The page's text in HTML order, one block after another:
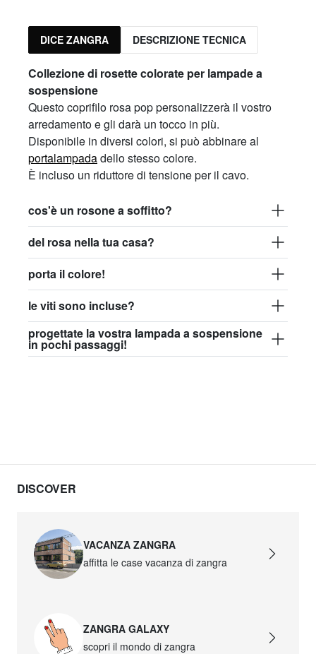
DICE ZANGRA DESCRIZIONE TECNICA
Collezione di rosette colorate per lampade a
sospensione
Questo coprifilo rosa pop personalizzerà il vostro
arredamento e gli darà un tocco in più.
Disponibile in diversi colori, si può abbinare al
portalampadadello stesso colore.
È incluso un riduttore di tensione per il cavo.
cos'è un rosone a soffitto?
del rosa nella tua casa?
porta il colore!
le viti sono incluse?
progettate la vostra lampada a sospensione
in pochi passaggi!
DISCOVER
VACANZA ZANGRA
affitta le case vacanza di zangra
ZANGRA GALAXY
scopri il mondo di zangra